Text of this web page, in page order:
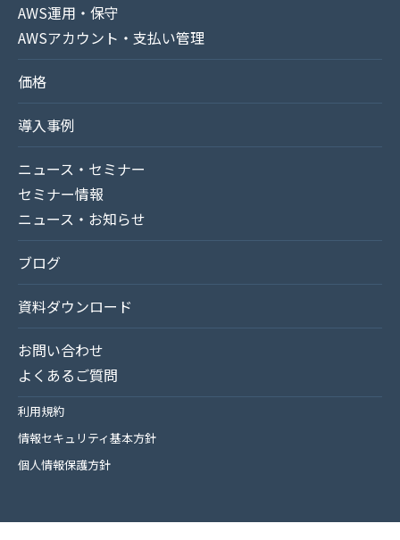
AWS運用・保守
AWSアカウント・支払い管理
価格
導入事例
ニュース・セミナー
セミナー情報
ニュース・お知らせ
ブログ
資料ダウンロード
お問い合わせ
よくあるご質問
利用規約
情報セキュリティ基本方針
個人情報保護方針